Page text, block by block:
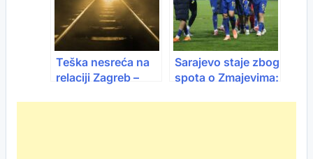
obustavljen
Teška nesreća na
relaciji Zagreb –
Sarajevo staje zbog
spota o Zmajevima: